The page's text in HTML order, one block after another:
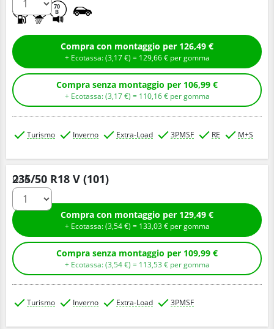
70
B
Compra con montaggio per 126,49 €
+ Ecotassa: (3,17€ ) = 129,66€ per gomma
Compra senza montaggio per 106,99 €
+ Ecotassa: (3,17€ ) = 110,16€ per gomma
Turismo Inverno Extra-Load 3PMSF RE M+S
235/50 R18 V (101)
Q.tà
Compra con montaggio per 129,49 €
+ Ecotassa: (3,54€ ) = 133,03€ per gomma
Compra senza montaggio per 109,99 €
+ Ecotassa: (3,54€ ) = 113,53 € per gomma
Turismo Inverno Extra-Load 3PMSF